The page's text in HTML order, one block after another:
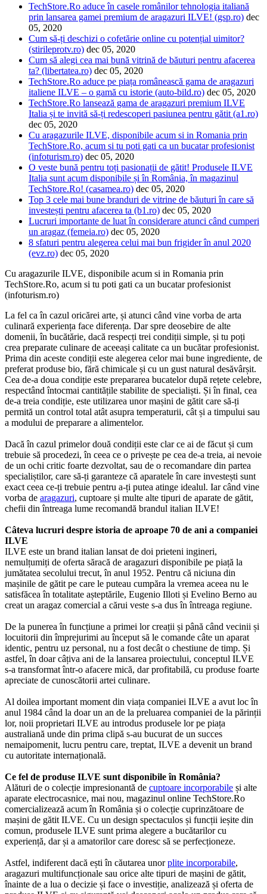
TechStore.Ro aduce în casele românilor tehnologia italiană
prin lansarea gamei premium de aragazuri ILVE! (gsp.ro) dec
05, 2020
Cum să-ți deschizi o cofetărie online cu potențial uimitor?
(stirileprotv.ro) dec 05, 2020
Cum să alegi cea mai bună vitrină de băuturi pentru afacerea
ta? (libertatea.ro) dec 05, 2020
TechStore.Ro aduce pe piața românească gama de aragazuri
italiene ILVE – o gamă cu istorie (auto-bild.ro) dec 05, 2020
TechStore.Ro lansează gama de aragazuri premium ILVE
Italia și te invită să-ți redescoperi pasiunea pentru gătit (a1.ro)
dec 05, 2020
Cu aragazurile ILVE, disponibile acum si in Romania prin
TechStore.Ro, acum si tu poti gati ca un bucatar profesionist
(infoturism.ro) dec 05, 2020
O veste bună pentru toți pasionații de gătit! Produsele ILVE
Italia sunt acum disponibile și în România, în magazinul
TechStore.Ro! (casamea.ro) dec 05, 2020
Top 3 cele mai bune branduri de vitrine de băuturi în care să
investești pentru afacerea ta (b1.ro) dec 05, 2020
Lucruri importante de luat în considerare atunci când cumperi
un aragaz (femeia.ro) dec 05, 2020
8 sfaturi pentru alegerea celui mai bun frigider în anul 2020
(evz.ro) dec 05, 2020
Cu aragazurile ILVE, disponibile acum si in Romania prin
TechStore.Ro, acum si tu poti gati ca un bucatar profesionist
(infoturism.ro)
La fel ca în cazul oricărei arte, și atunci când vine vorba de arta
culinară experiența face diferența. Dar spre deosebire de alte
domenii, în bucătărie, dacă respecți trei condiții simple, și tu poți
crea preparate culinare de aceeași calitate ca un bucătar profesionist.
Prima din aceste condiții este alegerea celor mai bune ingrediente, de
preferat produse bio, fără chimicale și cu un gust natural desăvârșit.
Cea de-a doua condiție este prepararea bucatelor după rețete celebre,
respectând întocmai cantitățile stabilite de specialiști. Și în final, cea
de-a treia condiție, este utilizarea unor mașini de gătit care să-ți
permită un control total atât asupra temperaturii, cât și a timpului sau
a modului de preparare a alimentelor.
Dacă în cazul primelor două condiții este clar ce ai de făcut și cum
trebuie să procedezi, în ceea ce o privește pe cea de-a treia, ai nevoie
de un ochi critic foarte dezvoltat, sau de o recomandare din partea
specialiștilor, care să-ți garanteze că aparatele în care investești sunt
exact ceea ce-ți trebuie pentru a-ți putea atinge idealul. Iar când vine
vorba de aragazuri, cuptoare și multe alte tipuri de aparate de gătit,
chefii din întreaga lume recomandă brandul italian ILVE!
Câteva lucruri despre istoria de aproape 70 de ani a companiei
ILVE
ILVE este un brand italian lansat de doi prieteni ingineri,
nemulțumiți de oferta săracă de aragazuri disponibile pe piață la
jumătatea secolului trecut, în anul 1952. Pentru că niciuna din
mașinile de gătit pe care le puteau cumpăra la vremea aceea nu le
satisfăcea în totalitate așteptările, Eugenio Illoti și Evelino Berno au
creat un aragaz comercial a cărui veste s-a dus în întreaga regiune.
De la punerea în funcțiune a primei lor creații și până când vecinii și
locuitorii din împrejurimi au început să le comande câte un aparat
identic, pentru uz personal, nu a fost decât o chestiune de timp. Și
astfel, în doar câțiva ani de la lansarea proiectului, conceptul ILVE
s-a transformat într-o afacere mică, dar profitabilă, cu produse foarte
apreciate de cunoscătorii artei culinare.
Al doilea important moment din viața companiei ILVE a avut loc în
anul 1984 când la doar un an de la preluarea companiei de la părinții
lor, noii proprietari ILVE au introdus produsele lor pe piața
australiană unde din prima clipă s-au bucurat de un succes
nemaipomenit, lucru pentru care, treptat, ILVE a devenit un brand
cu autoritate internațională.
Ce fel de produse ILVE sunt disponibile în România?
Alături de o colecție impresionantă de cuptoare incorporabile și alte
aparate electrocasnice, mai nou, magazinul online TechStore.Ro
comercializează acum în România și o colecție cuprinzătoare de
mașini de gătit ILVE. Cu un design spectaculos și funcții ieșite din
comun, produsele ILVE sunt prima alegere a bucătarilor cu
experiență, dar și a amatorilor care doresc să se perfecționeze.
Astfel, indiferent dacă ești în căutarea unorplite incorporabile,
aragazuri multifuncționale sau orice alte tipuri de mașini de gătit,
înainte de a lua o decizie și face o investiție, analizează și oferta de